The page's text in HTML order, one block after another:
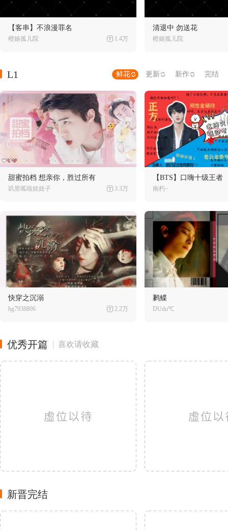
【客串】不浪漫罪名
橙娘孤儿院 1.4万
清退中 勿送花
橙娘孤儿院
L1 鲜花 更新 新作 完结
甜蜜拍档 想亲你，胜过所有
叽里呱啦娃娃子 3.3万
【BTS】口嗨十级王者
南朽~
快穿之沉溺
hg7938806 2.2万
鹣鲽
DUdu℃
优秀开篇 喜欢请收藏
新晋完结